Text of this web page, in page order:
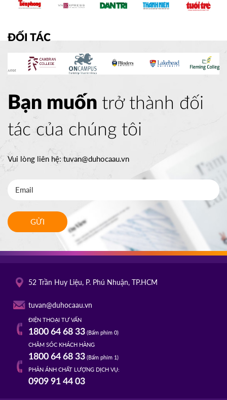
ĐỐI TÁC
Bạn muốn trở thành đối
tác của chúng tôi
Vui lòng liên hệ:tuvan@duhocaau.vn
GỬI
52 Trần Huy Liệu, P. Phú Nhuận, TP.HCM
tuvan@duhocaau.vn
ĐIỆN THOẠI TƯ VẤN
1800 64 68 33(Bấm phím 0)
CHĂM SÓC KHÁCH HÀNG
1800 64 68 33(Bấm phím 1)
PHẢN ÁNH CHẤT LƯỢNG DỊCH VỤ:
0909 91 44 03